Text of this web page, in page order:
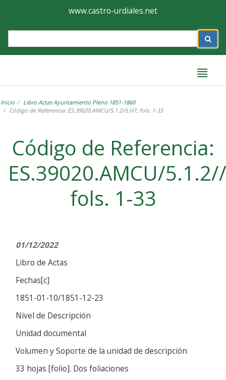
Ayuntamiento
de
Castro-
www.castro-urdiales.net
Inicio
Libro Actas Ayuntamiento Pleno 1851-1860
Código de Referencia: ES.39020.AMCU/5.1.2//LH7, fols. 1-33
Código de Referencia:
ES.39020.AMCU/
fols. 1-33
01/12/2022
Libro de Actas
Fechas[c]
1851-01-10/1851-12-23
Nivel de Descripción
Unidad documental
Volumen y Soporte de la unidad de descripción
33 hojas [folio]. Dos foliaciones